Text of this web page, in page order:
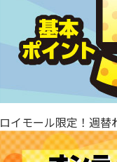
ロイモール限定！週替